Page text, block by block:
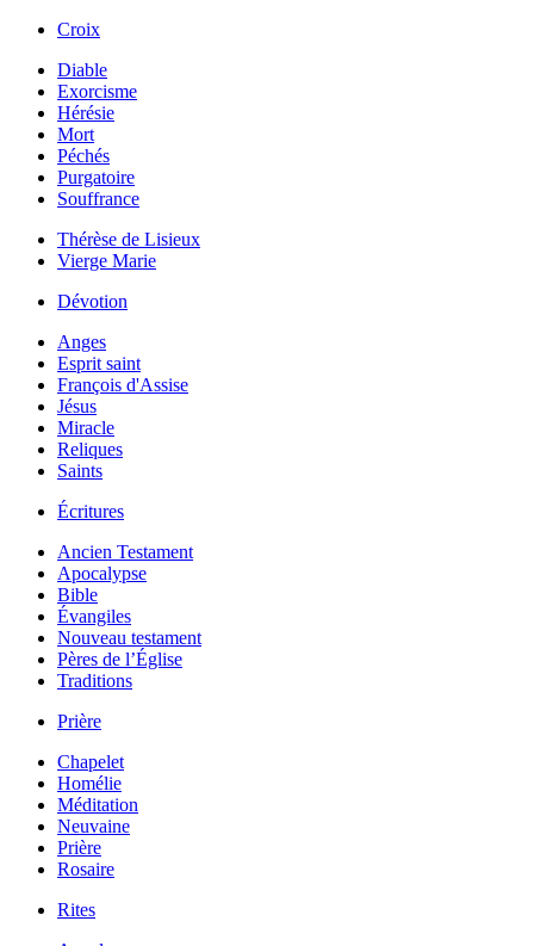
Croix
Diable
Exorcisme
Hérésie
Mort
Péchés
Purgatoire
Souffrance
Thérèse de Lisieux
Vierge Marie
Dévotion
Anges
Esprit saint
François d'Assise
Jésus
Miracle
Reliques
Saints
Écritures
Ancien Testament
Apocalypse
Bible
Évangiles
Nouveau testament
Pères de l’Église
Traditions
Prière
Chapelet
Homélie
Méditation
Neuvaine
Prière
Rosaire
Rites